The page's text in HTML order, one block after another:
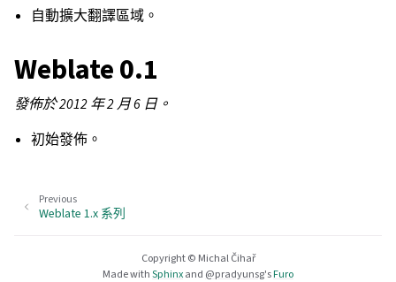
自動擴大翻譯區域。
Weblate 0.1
發佈於 2012 年 2 月 6 日。
初始發佈。
Previous
Weblate 1.x 系列
Copyright © Michal Čihař
Made withSphinxand @pradyunsg'sFuro